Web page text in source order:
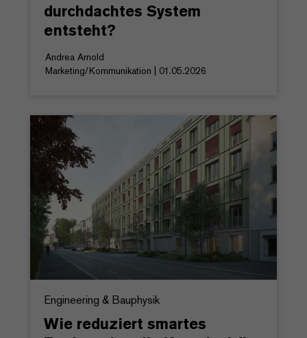
durchdachtes System
entsteht?
Andrea Arnold
Marketing/Kommunikation | 01.05.2026
Engineering & Bauphysik
Wie reduziert smartes